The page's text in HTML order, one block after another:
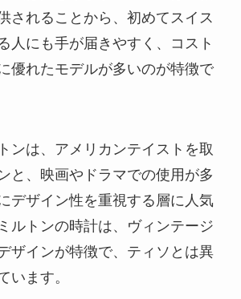
されることから、初めてスイス
人にも手が届きやすく、コスト
優れたモデルが多いのが特徴で
ンは、アメリカンテイストを取
と、映画やドラマでの使用が多
デザイン性を重視する層に人気
ルトンの時計は、ヴィンテージ
ザインが特徴で、ティソとは異
います。